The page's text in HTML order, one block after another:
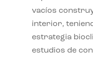
vacíos
interior,
estrategia
estudios de